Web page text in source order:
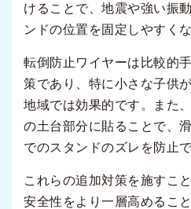
けることで、地震や強い振
ンドの位置を固定しやすくな
転倒防止ワイヤーは比較的
策であり、特に小さな子供
地域では効果的です。また
の土台部分に貼ることで、
でのスタンドのズレを防止で
これらの追加対策を施すこ
安全性をより一層高めるこ